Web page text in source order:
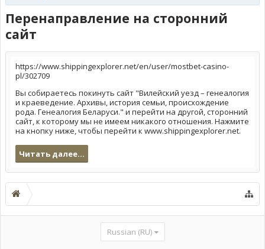
Перенаправление на сторонний
сайт
https://www.shippingexplorer.net/en/user/mostbet-casino-
pl/302709
Вы собираетесь покинуть сайт "Вилейский уезд – генеалогия
и краеведение. Архивы, история семьи, происхождение
рода. Генеалогия Беларуси." и перейти на другой, сторонний
сайт, к которому мы не имеем никакого отношения. Нажмите
на кнопку ниже, чтобы перейти к www.shippingexplorer.net.
Читать далее...
Russian (RU)